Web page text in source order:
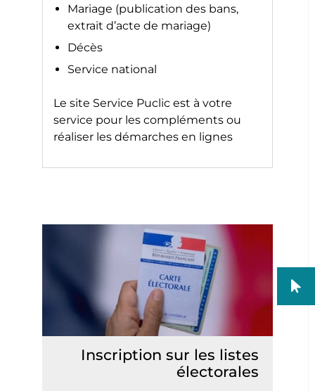
Mariage (publication des bans,
extrait d’acte de mariage)
Décès
Service national
Le site Service Puclic est à votre
service pour les compléments ou
réaliser les démarches en lignes
Inscription sur les listes
électorales